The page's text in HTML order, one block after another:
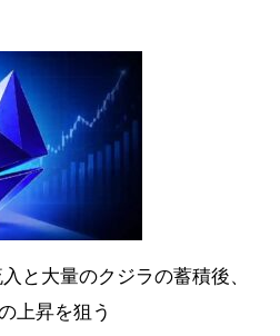
大量のクジラの蓄積後、
上昇を狙う